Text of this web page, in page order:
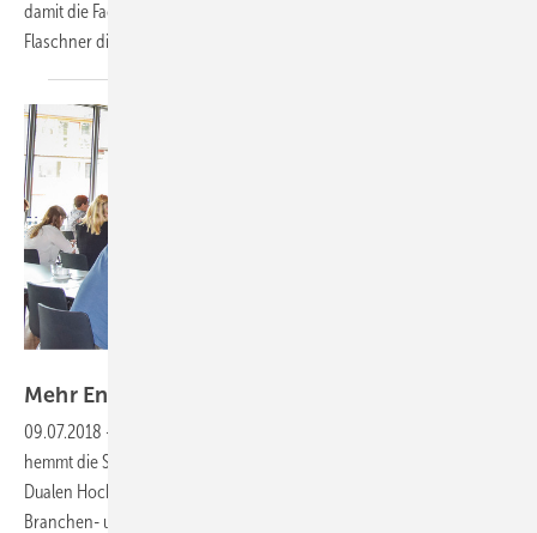
damit die Fachleute aus dem Gewerk der Klempner, Spengler und
Flaschner diesen Termin schon
Mehr Engagement fürs
09.07.2018 -
hemmt die SHK-Branche. Aber was kann man dagegen tun? An der
Dualen Hochschule Mosbach diskutierten Dozenten, Studierende,
Branchen- und Verbandsvertreter das Problem. Bei der Veranstaltung